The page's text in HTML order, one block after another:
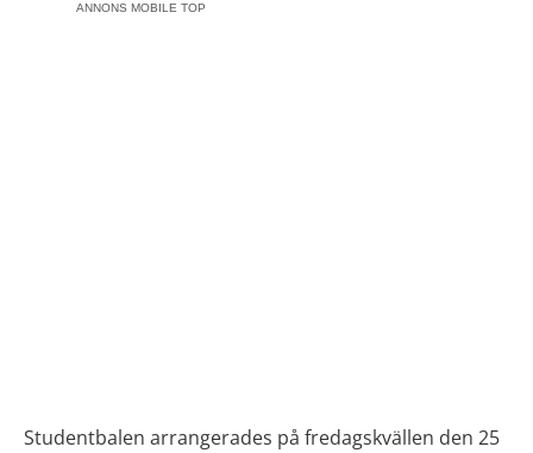
ANNONS MOBILE TOP
Studentbalen arrangerades på fredagskvällen den 25